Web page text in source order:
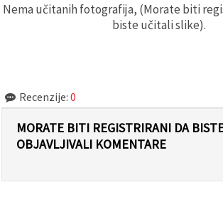
Nema učitanih fotografija, (Morate biti
biste učitali slike).
Recenzije: 0
MORATE BITI REGISTRIRANI DA
OBJAVLJIVALI KOMENTARE